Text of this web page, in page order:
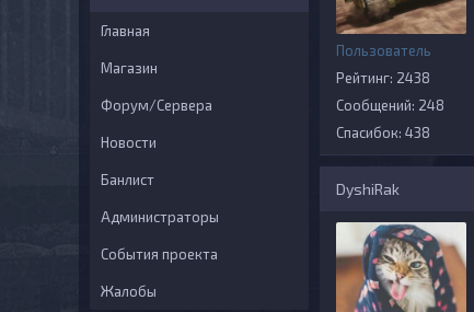
Главная
Магазин
Форум/Сервера
Новости
Банлист
Администраторы
События проекта
Жалобы
Пользователь
Рейтинг: 2438
Сообщений: 248
Спасибок: 438
DyshiRak